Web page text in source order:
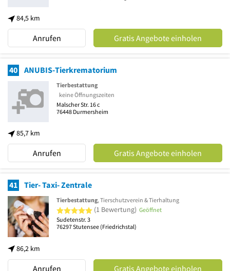
84,5 km
Anrufen Gratis Angebote einholen
40 ANUBIS-Tierkrematorium
85,7 km
Tierbestattung
keine Öffnungszeiten
Malscher Str. 16 c
76448 Durmersheim
Anrufen Gratis Angebote einholen
41 Tier- Taxi- Zentrale
86,2 km
Tierbestattung, Tierschutzverein & Tierhaltung
5 von 5 Sternen
(1 Bewertung) Geöffnet
Sudetenstr. 3
76297Stutensee (Friedrichstal)
Anrufen Gratis Angebote einholen